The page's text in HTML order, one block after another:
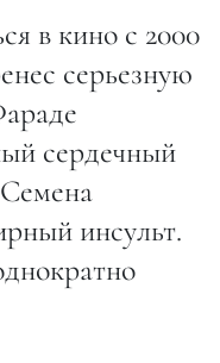
в кино с 2000
серьезную
сердечный
инсульт.